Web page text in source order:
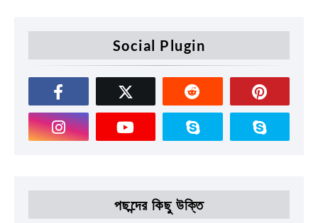
Social Plugin
পছন্দের কিছু উক্তি